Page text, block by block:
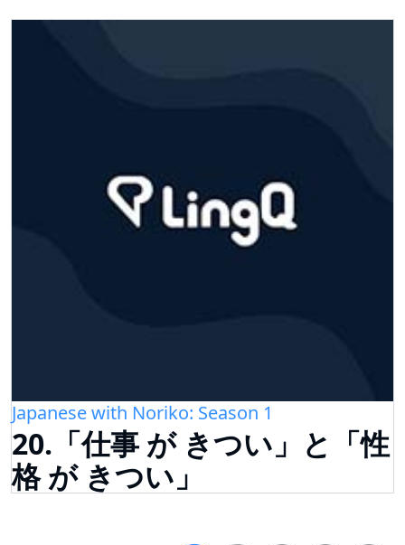
Japanese with Noriko: Season 1
20.「仕事 が きつい」と「性
格 が きつい」